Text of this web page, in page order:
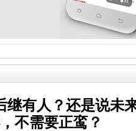
有人？还是说未
不需要正鸾？